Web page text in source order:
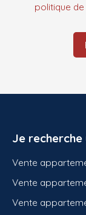
politique
Je recherche
Vente
Vente
Vente